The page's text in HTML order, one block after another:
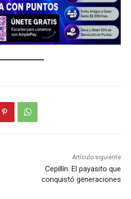
Artículo siguiente
Cepillín: El payasito que
conquistó generaciones